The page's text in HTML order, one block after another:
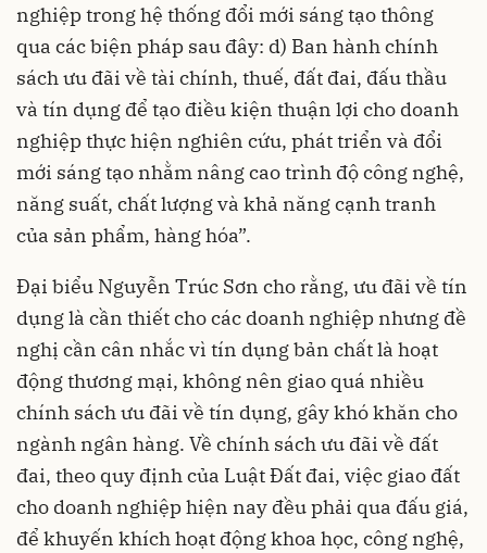
nghiệp trong hệ thống đổi mới sáng tạo thông
qua các biện pháp sau đây: d) Ban hành chính
sách ưu đãi về tài chính, thuế, đất đai, đấu thầu
và tín dụng để tạo điều kiện thuận lợi cho doanh
nghiệp thực hiện nghiên cứu, phát triển và đổi
mới sáng tạo nhằm nâng cao trình độ công nghệ,
năng suất, chất lượng và khả năng cạnh tranh
của sản phẩm, hàng hóa”.
Đại biểu Nguyễn Trúc Sơn cho rằng, ưu đãi về tín
dụng là cần thiết cho các doanh nghiệp nhưng đề
nghị cần cân nhắc vì tín dụng bản chất là hoạt
động thương mại, không nên giao quá nhiều
chính sách ưu đãi về tín dụng, gây khó khăn cho
ngành ngân hàng. Về chính sách ưu đãi về đất
đai, theo quy định của Luật Đất đai, việc giao đất
cho doanh nghiệp hiện nay đều phải qua đấu giá,
để khuyến khích hoạt động khoa học, công nghệ,